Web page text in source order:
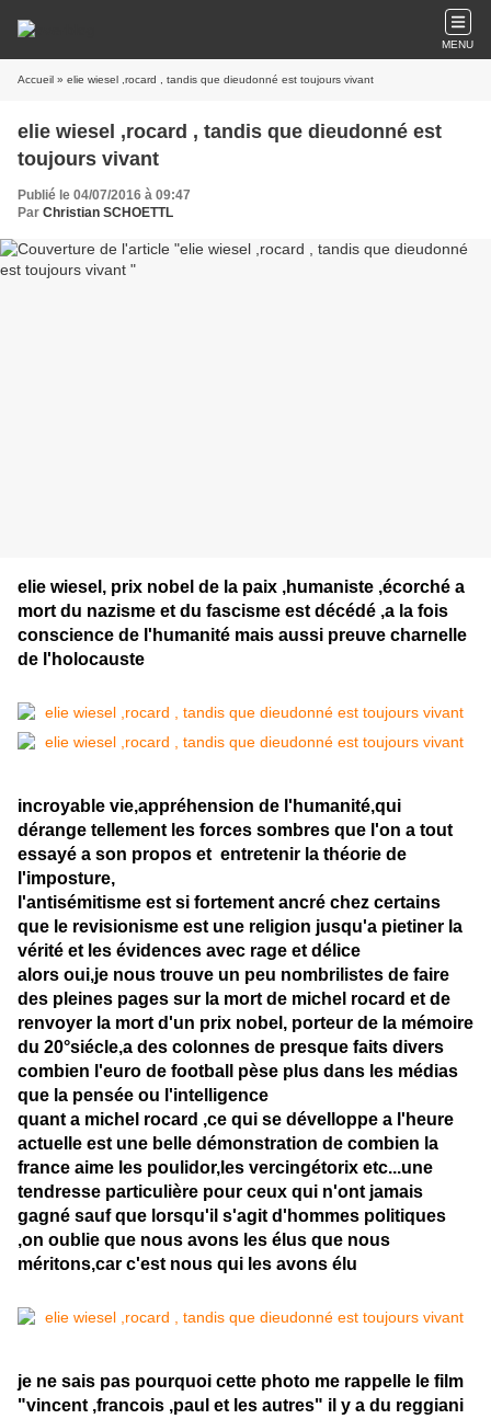
MENU
Accueil » elie wiesel ,rocard , tandis que dieudonné est toujours vivant
elie wiesel ,rocard , tandis que dieudonné est
toujours vivant
Publié le 04/07/2016 à 09:47
Par Christian SCHOETTL
elie wiesel, prix nobel de la paix ,humaniste ,écorché a
mort du nazisme et du fascisme est décédé ,a la fois
conscience de l'humanité mais aussi preuve charnelle
de l'holocauste
incroyable vie,appréhension de l'humanité,qui
dérange tellement les forces sombres que l'on a tout
essayé a son propos et entretenir la théorie de
l'imposture,
l'antisémitisme est si fortement ancré chez certains
que le revisionisme est une religion jusqu'a pietiner la
vérité et les évidences avec rage et délice
alors oui,je nous trouve un peu nombrilistes de faire
des pleines pages sur la mort de michel rocard et de
renvoyer la mort d'un prix nobel, porteur de la mémoire
du 20°siécle,a des colonnes de presque faits divers
combien l'euro de football pèse plus dans les médias
que la pensée ou l'intelligence
quant a michel rocard ,ce qui se dévelloppe a l'heure
actuelle est une belle démonstration de combien la
france aime les poulidor,les vercingétorix etc...une
tendresse particulière pour ceux qui n'ont jamais
gagné sauf que lorsqu'il s'agit d'hommes politiques
,on oublie que nous avons les élus que nous
méritons,car c'est nous qui les avons élu
je ne sais pas pourquoi cette photo me rappelle le film
"vincent ,francois ,paul et les autres" il y a du reggiani